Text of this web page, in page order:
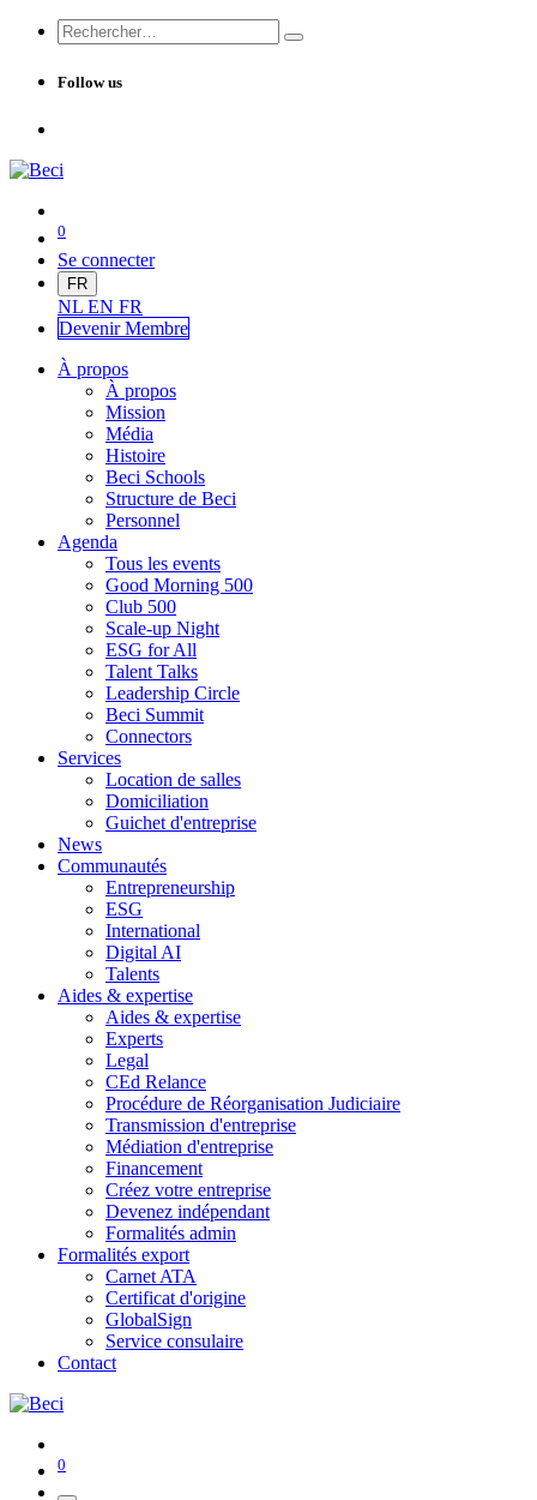
Follow us
0
Se connecter
FR
NL EN FR
Devenir Membre
À propos
À propos
Mission
Média
Histoire
Beci Schools
Structure de Beci
Personnel
Agenda
Tous les events
Good Morning 500
Club 500
Scale-up Night
ESG for All
Talent Talks
Leadership Circle
Beci Summit
Connectors
Services
Location de salles
Domiciliation
Guichet d'entreprise
News
Communautés
Entrepreneurship
ESG
International
Digital AI
Talents
Aides & expertise
Aides & expertise
Experts
Legal
CEd Relance
Procédure de Réorganisation Judiciaire
Transmission d'entreprise
Médiation d'entreprise
Financement
Créez votre entreprise
Devenez indépendant
Formalités admin
Formalités export
Carnet ATA
Certificat d'origine
GlobalSign
Service consulaire
Contact
0